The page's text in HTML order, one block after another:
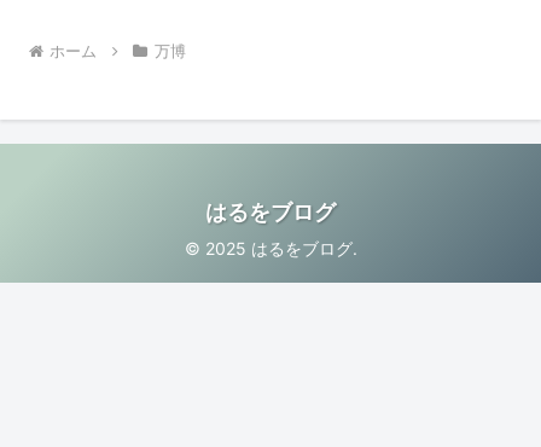
ホーム 万博
はるをブログ
© 2025 はるをブログ.